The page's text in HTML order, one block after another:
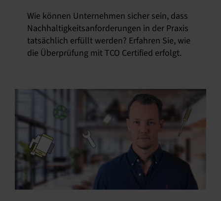
Wie können Unternehmen sicher sein, dass
Nachhaltigkeitsanforderungen in der Praxis
tatsächlich erfüllt werden? Erfahren Sie, wie
die Überprüfung mit TCO Certified erfolgt.